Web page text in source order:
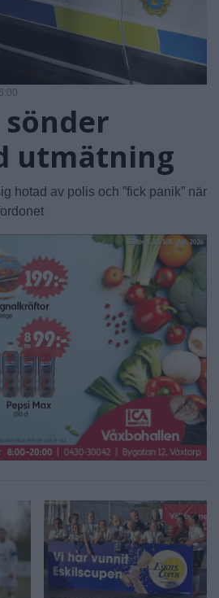
sönder
utmätning
hotad av polis och ”fick panik” när